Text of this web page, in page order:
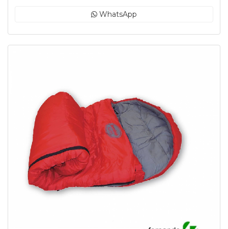
WhatsApp